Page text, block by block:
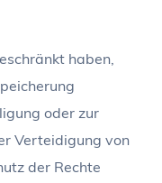
haben,
oder zur
Verteidigung von
der Rechte